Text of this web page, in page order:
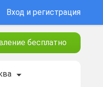
Вход и регистрация
бесплатно